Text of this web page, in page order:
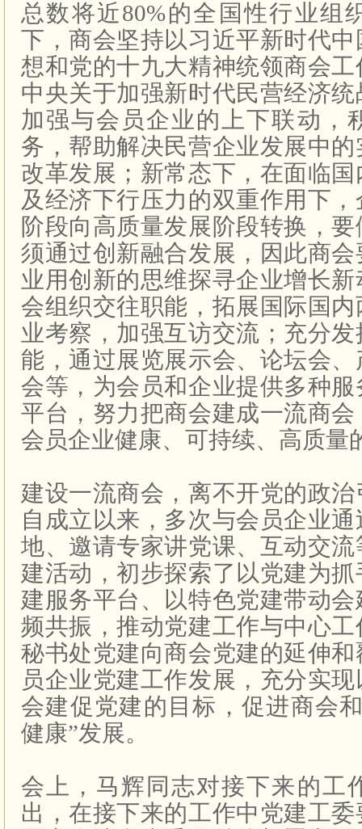
总数将近80%的全国性行业组
下，商会坚持以习近平新时代
想和党的十九大精神统领商会
中央关于加强新时代民营经济
加强与会员企业的上下联动，
务，帮助解决民营企业发展中
改革发展；新常态下，在面临
及经济下行压力的双重作用下
阶段向高质量发展阶段转换，
须通过创新融合发展，因此商
业用创新的思维探寻企业增长
会组织交往职能，拓展国际国
业考察，加强互访交流；充分
能，通过展览展示会、论坛会
会等，为会员和企业提供多种
平台，努力把商会建成一流商
会员企业健康、可持续、高质量
建设一流商会，离不开党的政
自成立以来，多次与会员企业
地、邀请专家讲党课、互动交
建活动，初步探索了以党建为
建服务平台、以特色党建带动
频共振，推动党建工作与中心
秘书处党建向商会党建的延伸
员企业党建工作发展，充分实
会建促党建的目标，促进商会
健康”发展。
会上，马辉同志对接下来的工
出，在接下来的工作中党建工